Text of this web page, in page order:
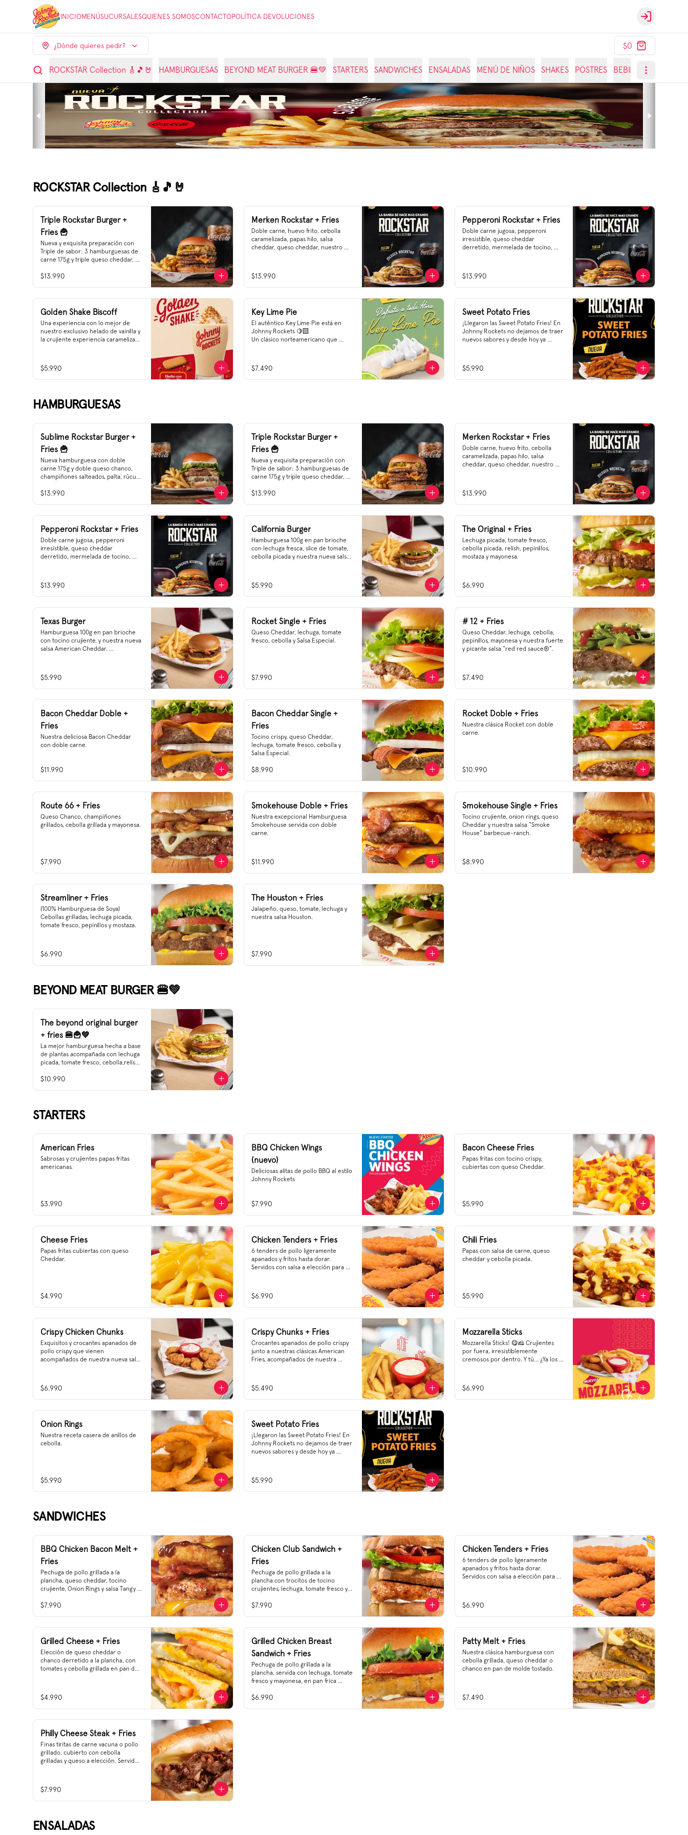
INICIOMENÚSUCURSALESQUIENES SOMOSCONTACTOPOLÍTICA DEVOLUCIONES
Login
¿Dónde quieres pedir? $0
ROCKSTAR Collection 🎸🎵🤘 HAMBURGUESAS BEYOND MEAT BURGER 🍔💚 STARTERS SANDWICHES ENSALADAS MENÚ DE NIÑOS SHAKES POSTRES BEBIDAS
ROCKSTAR Collection 🎸🎵🤘
Triple Rockstar Burger +
Fries 🍟
Nueva y exquisita preparación con
Triple de sabor: 3 hamburguesas de
carne 175g y triple queso cheddar,
nuestra Nueva Salsa Rockstar.
$13.990
Merken Rockstar + Fries
Doble carne, huevo frito, cebolla
caramelizada, papas hilo, salsa
cheddar, queso cheddar, nuestro
🌶️
$13.990
Pepperoni Rockstar + Fries
Doble carne jugosa, pepperoni
irresistible, queso cheddar
derretido, mermelada de tocino,
parmesano 🧀🔥
$13.990
Golden Shake Biscoff
Una experiencia con lo mejor de
nuestro exclusivo helado de vainilla y
la crujiente experiencia caramelizada
Golden Shake está hecho con
Biscoff®️
$5.990
Key Lime Pie
El auténtico Key Lime Pie está en
Johnny Rockets 🍋‍🟩
Un clásico norteamericano que
Key Lime Pie a toda hora, es el
acompañamiento ideal para un
desayuno, o una bebida a media
$7.490
Sweet Potato Fries
¡Llegaron las Sweet Potato Fries! En
Johnny Rockets no dejamos de traer
nuevos sabores y desde hoy ya
querrás perder, ¡te recomendamos
pedirlas con un agregado de salsa
Ranch! Así te vas a ir tarareando
$5.990
HAMBURGUESAS
Sublime Rockstar Burger +
Fries 🍟
Nueva hamburguesa con doble
carne 175g y doble queso chanco,
champiñones salteados, palta, rúcula
Cheese
$13.990
Triple Rockstar Burger +
Fries 🍟
Nueva y exquisita preparación con
Triple de sabor: 3 hamburguesas de
carne 175g y triple queso cheddar,
nuestra Nueva Salsa Rockstar.
$13.990
Merken Rockstar + Fries
Doble carne, huevo frito, cebolla
caramelizada, papas hilo, salsa
cheddar, queso cheddar, nuestro
🌶️
$13.990
Pepperoni Rockstar + Fries
Doble carne jugosa, pepperoni
irresistible, queso cheddar
derretido, mermelada de tocino,
parmesano 🧀🔥
$13.990
California Burger
Hamburguesa 100g en pan brioche
con lechuga fresca, slice de tomate,
cebolla picada y nuestra nueva salsa
Desde las cálidas costas del estado
de California traemos una receta
insuperable, en un nuevo formato
de 100g.
$5.990
The Original + Fries
Lechuga picada, tomate fresco,
cebolla picada, relish, pepinillos,
mostaza y mayonesa.
$6.990
Texas Burger
Hamburguesa 100g en pan brioche
con tocino crujiente, y nuestra nueva
salsa American Cheddar.
hamburguesas de USA, Texas se
reconoce por la calidad de su carne
y sus recetas, donde rescatamos una
simple pero exquisita creación en un
$5.990
Rocket Single + Fries
Queso Cheddar, lechuga, tomate
fresco, cebolla y Salsa Especial.
$7.990
# 12 + Fries
Queso Cheddar, lechuga, cebolla,
pepinillos, mayonesa y nuestra fuerte
y picante salsa “red red sauce®”.
$7.490
Bacon Cheddar Doble +
Fries
Nuestra deliciosa Bacon Cheddar
con doble carne.
$11.990
Bacon Cheddar Single +
Fries
Tocino crispy, queso Cheddar,
lechuga, tomate fresco, cebolla y
Salsa Especial.
$8.990
Rocket Doble + Fries
Nuestra clásica Rocket con doble
carne.
$10.990
Route 66 + Fries
Queso Chanco, champiñones
grillados, cebolla grillada y mayonesa.
$7.990
Smokehouse Doble + Fries
Nuestra excepcional Hamburguesa
Smokehouse servida con doble
carne.
$11.990
Smokehouse Single + Fries
Tocino crujiente, onion rings, queso
Cheddar y nuestra salsa “Smoke
House” barbecue-ranch.
$8.990
Streamliner + Fries
(100% Hamburguesa de Soya)
Cebollas grilladas, lechuga picada,
tomate fresco, pepinillos y mostaza.
$6.990
The Houston + Fries
Jalapeño, queso, tomate, lechuga y
nuestra salsa Houston.
$7.990
BEYOND MEAT BURGER 🍔💚
The beyond original burger
+ fries 🍔🍟💚
La mejor hamburguesa hecha a base
de plantas acompañada con lechuga
picada, tomate fresco, cebolla,relish,
$10.990
STARTERS
American Fries
Sabrosas y crujientes papas fritas
americanas.
$3.990
BBQ Chicken Wings
(nuevo)
Deliciosas alitas de pollo BBQ al estilo
Johnny Rockets
$7.990
Bacon Cheese Fries
Papas fritas con tocino crispy,
cubiertas con queso Cheddar.
$5.990
Cheese Fries
Papas fritas cubiertas con queso
Cheddar.
$4.990
Chicken Tenders + Fries
6 tenders de pollo ligeramente
apanados y fritos hasta dorar.
Servidos con salsa a elección para
$6.990
Chili Fries
Papas con salsa de carne, queso
cheddar y cebolla picada.
$5.990
Crispy Chicken Chunks
Exquisitos y crocantes apanados de
pollo crispy que vienen
acompañados de nuestra nueva salsa
$6.990
Crispy Chunks + Fries
Crocantes apanados de pollo crispy
junto a nuestras clásicas American
Fries, acompañados de nuestra
$5.490
Mozzarella Sticks
Mozzarella Sticks! 😋🧀 Crujientes
por fuera, irresistiblemente
cremosos por dentro. Y tú... ¿Ya los
$6.990
Onion Rings
Nuestra receta casera de anillos de
cebolla.
$5.990
Sweet Potato Fries
¡Llegaron las Sweet Potato Fries! En
Johnny Rockets no dejamos de traer
nuevos sabores y desde hoy ya
querrás perder, ¡te recomendamos
pedirlas con un agregado de salsa
Ranch! Así te vas a ir tarareando
$5.990
SANDWICHES
BBQ Chicken Bacon Melt +
Fries
Pechuga de pollo grillada a la
plancha, queso cheddar, tocino
crujiente, Onion Rings y salsa Tangy
$7.990
Chicken Club Sandwich +
Fries
Pechuga de pollo grillada a la
plancha con trocitos de tocino
crujientes, lechuga, tomate fresco y
tostado.
$7.990
Chicken Tenders + Fries
6 tenders de pollo ligeramente
apanados y fritos hasta dorar.
Servidos con salsa a elección para
$6.990
Grilled Cheese + Fries
Elección de queso cheddar o
chanco derretido a la plancha, con
tomates y cebolla grillada en pan de
$4.990
Grilled Chicken Breast
Sandwich + Fries
Pechuga de pollo grillada a la
plancha, servida con lechuga, tomate
fresco y mayonesa, en pan frica
$6.990
Patty Melt + Fries
Nuestra clásica hamburguesa con
cebolla grillada, queso cheddar o
chanco en pan de molde tostado.
$7.490
Philly Cheese Steak + Fries
Finas tiritas de carne vacuna o pollo
grillado, cubierto con cebolla
grilladas y queso a elección. Servido
$7.990
ENSALADAS